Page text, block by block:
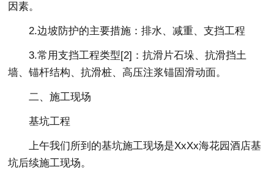
因素。
2.边坡防护的主要措施：排水、减重、支挡工程
3.常用支挡工程类型[2]：抗滑片石垛、抗滑挡土
墙、锚杆结构、抗滑桩、高压注浆锚固滑动面。
二、施工现场
基坑工程
上午我们所到的基坑施工现场是XxXx海花园酒店基
坑后续施工现场。